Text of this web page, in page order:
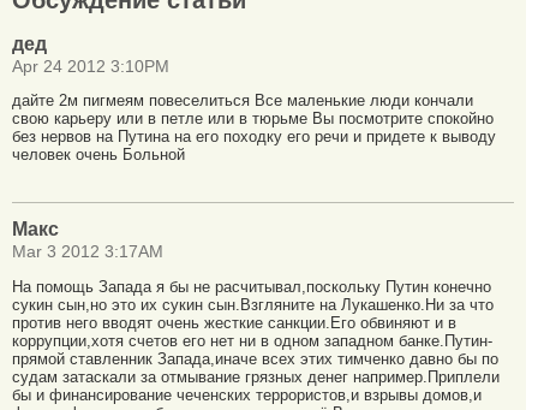
дед
Apr 24 2012 3:10PM
дайте 2м пигмеям повеселиться Все маленькие люди кончали
свою карьеру или в петле или в тюрьме Вы посмотрите спокойно
без нервов на Путина на его походку его речи и придете к выводу
человек очень Больной
Макс
Mar 3 2012 3:17AM
На помощь Запада я бы не расчитывал,поскольку Путин конечно
сукин сын,но это их сукин сын.Взгляните на Лукашенко.Ни за что
против него вводят очень жесткие санкции.Его обвиняют и в
коррупции,хотя счетов его нет ни в одном западном банке.Путин-
прямой ставленник Запада,иначе всех этих тимченко давно бы по
судам затаскали за отмывание грязных денег например.Приплели
бы и финансирование чеченских террористов,и взрывы домов,и